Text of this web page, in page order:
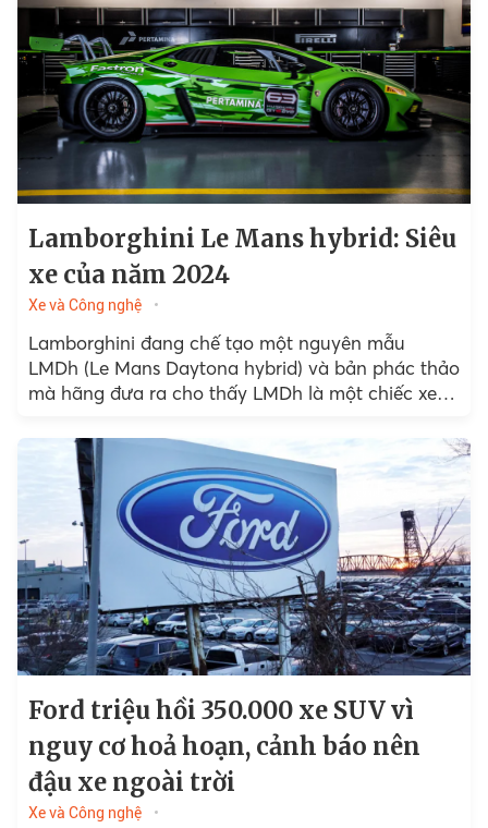
Lamborghini Le Mans hybrid: Siêu
xe của năm 2024
Xe và Công nghệ
Lamborghini đang chế tạo một nguyên mẫu
LMDh (Le Mans Daytona hybrid) và bản phác thảo
mà hãng đưa ra cho thấy LMDh là một chiếc xe
Ford triệu hồi 350.000 xe SUV vì
nguy cơ hoả hoạn, cảnh báo nên
đậu xe ngoài trời
Xe và Công nghệ